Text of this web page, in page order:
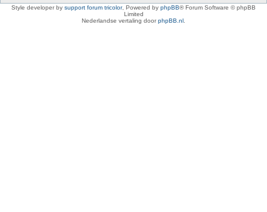
Style developer by support forum tricolor, Powered by phpBB® Forum Software © phpBB
Limited
Nederlandse vertaling doorphpBB.nl